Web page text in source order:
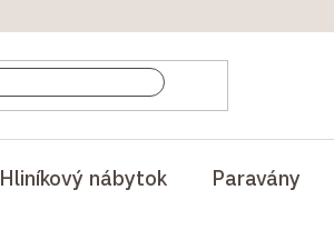
Hliníkový nábytok Paravány